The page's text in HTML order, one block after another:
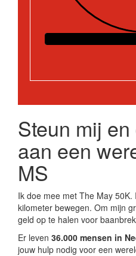
Steun mij
aan een
MS
Ik doe mee met The May
kilometer bewegen. Om mijn
geld op te halen voor
Er leven 36.000 mensen in
jouw hulp nodig voor een